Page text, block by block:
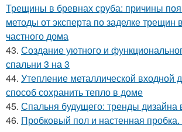
Трещины в бревнах сруба: причины
методы от эксперта по заделке трещин
частного дома
43. Создание уютного и
спальни 3 на 3
44. Утепление металлической входной
способ сохранить тепло в доме
45. Спальня будущего: тренды дизайна
46. Пробковый пол и настенная